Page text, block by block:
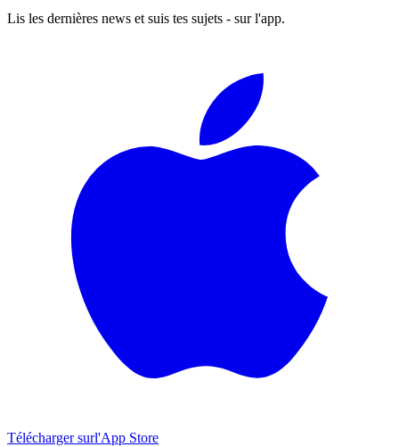
Lis les dernières news et suis tes sujets - sur l'app.
Télécharger surl'App Store